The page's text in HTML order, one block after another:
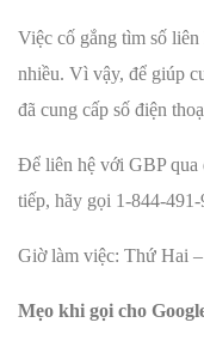
Việc cố gắng tìm số
nhiều. Vì vậy, để giúp
đã cung cấp số điện
Để liên hệ với GBP
tiếp, hãy gọi 1-844-
Giờ làm việc: Thứ Hai
Mẹo khi gọi cho